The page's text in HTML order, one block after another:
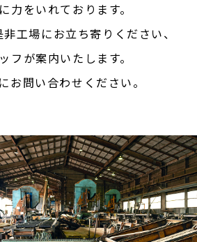
力をいれております。
工場にお立ち寄りください、
フが案内いたします。
お問い合わせください。